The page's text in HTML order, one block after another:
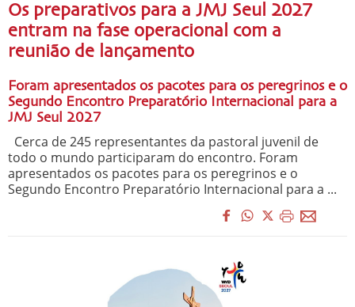
Os preparativos para a JMJ Seul 2027
entram na fase operacional com a
reunião de lançamento
Foram apresentados os pacotes para os peregrinos e o
Segundo Encontro Preparatório Internacional para a
JMJ Seul 2027
Cerca de 245 representantes da pastoral juvenil de
todo o mundo participaram do encontro. Foram
apresentados os pacotes para os peregrinos e o
Segundo Encontro Preparatório Internacional para a ...